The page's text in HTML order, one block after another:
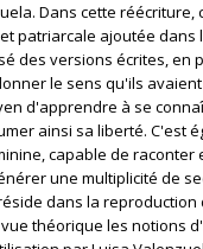
Dans cette réécriture,
patriarcale ajoutée dans
des versions écrites, en
le sens qu'ils
d'apprendre à se
ainsi sa liberté. C'est
capable de raconter
une multiplicité de
dans la reproduction
théorique les notions